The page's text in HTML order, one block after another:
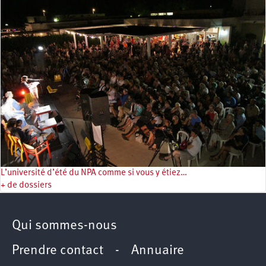
L’université d’été du NPA comme si vous y étiez…
+ de dossiers
Qui sommes-nous
Prendre contact - Annuaire